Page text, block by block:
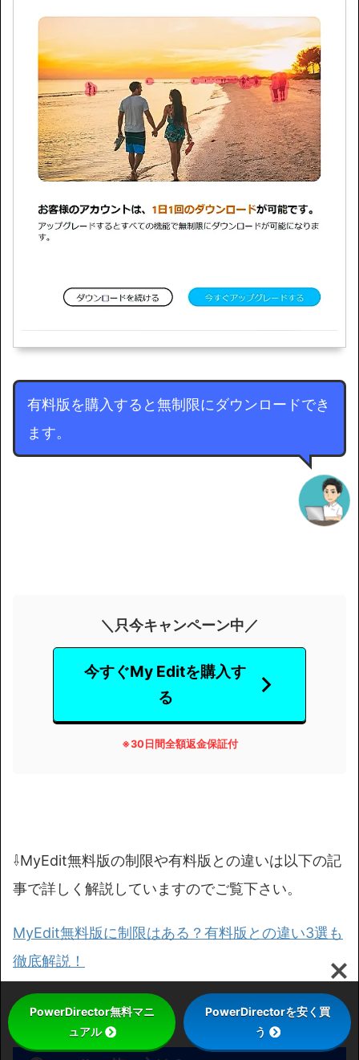
有料版を購入すると無制限にダウンロードでき
ます。
＼只今キャンペーン中／
今すぐMy Editを購入す
る
※30日間全額返金保証付
⇩MyEdit無料版の制限や有料版との違いは以下の記
事で詳しく解説していますのでご覧下さい。
MyEdit無料版に制限はある？有料版との違い3選も
徹底解説！
PowerDirector無料マニ
ュアル
PowerDirectorを安く買
う